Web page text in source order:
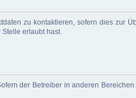
zu kontaktieren, sofern dies zur
erlaubt hast.
der Betreiber in anderen